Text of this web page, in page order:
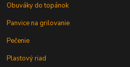
Obuváky do topánok
Panvice na grilovanie
Pečenie
Plastový riad